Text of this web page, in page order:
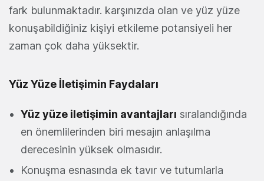
fark bulunmaktadır. karşınızda olan ve yüz yüze
konuşabildiğiniz kişiyi etkileme potansiyeli her
zaman çok daha yüksektir.
Yüz Yüze İletişimin Faydaları
Yüz yüze iletişimin avantajları sıralandığında
en önemlilerinden biri mesajın anlaşılma
derecesinin yüksek olmasıdır.
Konuşma esnasında ek tavır ve tutumlarla